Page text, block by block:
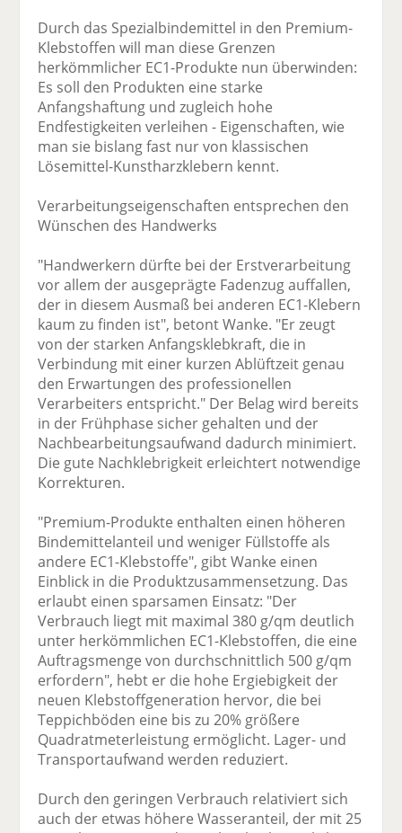
Durch das Spezialbindemittel in den Premium-
Klebstoffen will man diese Grenzen
herkömmlicher EC1-Produkte nun überwinden:
Es soll den Produkten eine starke
Anfangshaftung und zugleich hohe
Endfestigkeiten verleihen - Eigenschaften, wie
man sie bislang fast nur von klassischen
Lösemittel-Kunstharzklebern kennt.
Verarbeitungseigenschaften entsprechen den
Wünschen des Handwerks
"Handwerkern dürfte bei der Erstverarbeitung
vor allem der ausgeprägte Fadenzug auffallen,
der in diesem Ausmaß bei anderen EC1-Klebern
kaum zu finden ist", betont Wanke. "Er zeugt
von der starken Anfangsklebkraft, die in
Verbindung mit einer kurzen Ablüftzeit genau
den Erwartungen des professionellen
Verarbeiters entspricht." Der Belag wird bereits
in der Frühphase sicher gehalten und der
Nachbearbeitungsaufwand dadurch minimiert.
Die gute Nachklebrigkeit erleichtert notwendige
Korrekturen.
"Premium-Produkte enthalten einen höheren
Bindemittelanteil und weniger Füllstoffe als
andere EC1-Klebstoffe", gibt Wanke einen
Einblick in die Produktzusammensetzung. Das
erlaubt einen sparsamen Einsatz: "Der
Verbrauch liegt mit maximal 380 g/qm deutlich
unter herkömmlichen EC1-Klebstoffen, die eine
Auftragsmenge von durchschnittlich 500 g/qm
erfordern", hebt er die hohe Ergiebigkeit der
neuen Klebstoffgeneration hervor, die bei
Teppichböden eine bis zu 20% größere
Quadratmeterleistung ermöglicht. Lager- und
Transportaufwand werden reduziert.
Durch den geringen Verbrauch relativiert sich
auch der etwas höhere Wasseranteil, der mit 25